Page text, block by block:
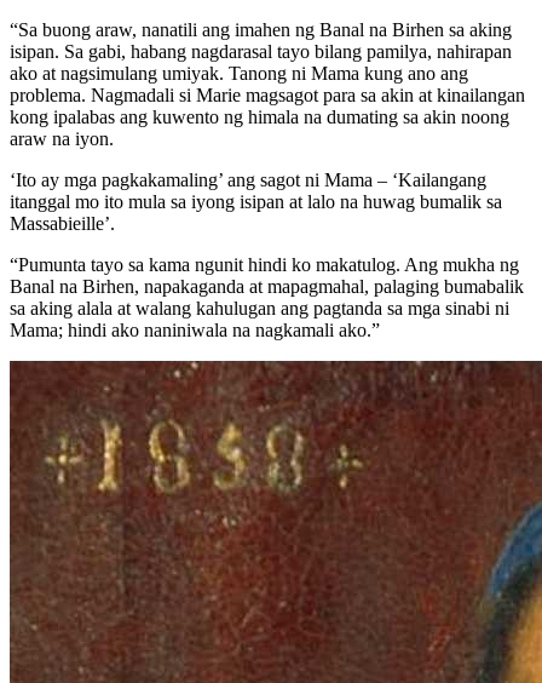
“Sa buong araw, nanatili ang imahen ng Banal na Birhen sa aking
isipan. Sa gabi, habang nagdarasal tayo bilang pamilya, nahirapan
ako at nagsimulang umiyak. Tanong ni Mama kung ano ang
problema. Nagmadali si Marie magsagot para sa akin at kinailangan
kong ipalabas ang kuwento ng himala na dumating sa akin noong
araw na iyon.
‘Ito ay mga pagkakamaling’ ang sagot ni Mama – ‘Kailangang
itanggal mo ito mula sa iyong isipan at lalo na huwag bumalik sa
Massabieille’.
“Pumunta tayo sa kama ngunit hindi ko makatulog. Ang mukha ng
Banal na Birhen, napakaganda at mapagmahal, palaging bumabalik
sa aking alala at walang kahulugan ang pagtanda sa mga sinabi ni
Mama; hindi ako naniniwala na nagkamali ako.”